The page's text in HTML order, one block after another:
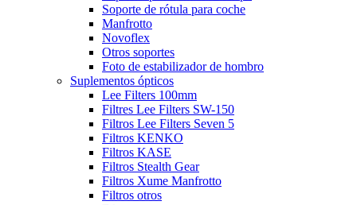
Soporte de rótula para coche
Manfrotto
Novoflex
Otros soportes
Foto de estabilizador de hombro
Suplementos ópticos
Lee Filters 100mm
Filtres Lee Filters SW-150
Filtros Lee Filters Seven 5
Filtros KENKO
Filtros KASE
Filtros Stealth Gear
Filtros Xume Manfrotto
Filtros otros